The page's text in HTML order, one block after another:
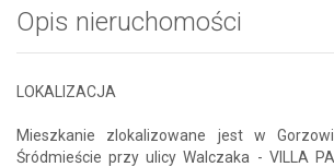
Opis nieruchomości
LOKALIZACJA
Mieszkanie zlokalizowane jest w
Śródmieście przy ulicy Walczaka - VILLA